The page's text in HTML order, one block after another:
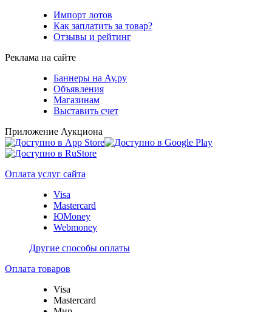
Импорт лотов
Как заплатить за товар?
Отзывы и рейтинг
Реклама на сайте
Баннеры на Ау.ру
Объявления
Магазинам
Выставить счет
Приложение Аукциона
Оплата услуг сайта
Visa
Mastercard
ЮMoney
Webmoney
Другие способы оплаты
Оплата товаров
Visa
Mastercard